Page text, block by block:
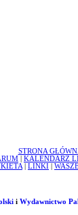
STRONA
KALENDARZ
LINKI
i Wydawnictwo